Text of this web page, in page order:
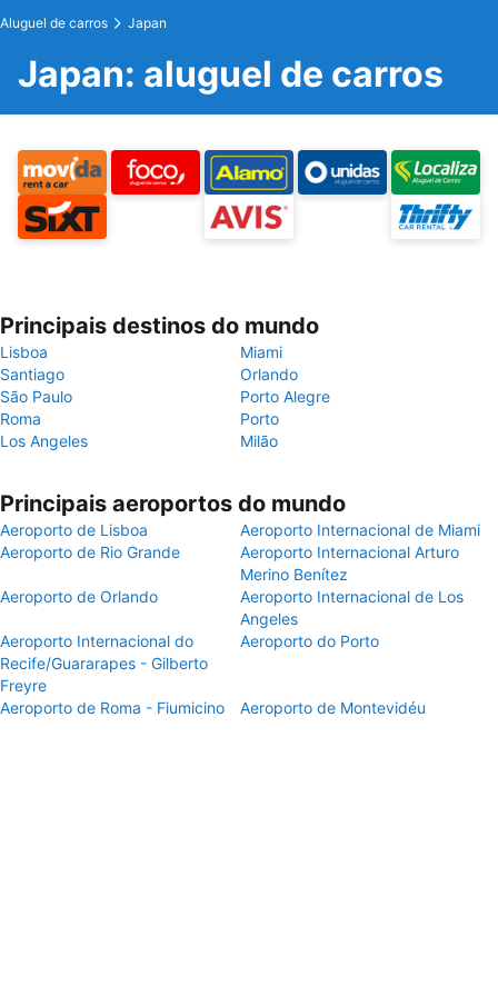
Aluguel de carros Japan
Japan: aluguel de carros
Principais destinos do mundo
Lisboa
Miami
Santiago
Orlando
São Paulo
Porto Alegre
Roma
Porto
Los Angeles
Milão
Principais aeroportos do mundo
Aeroporto de Lisboa
Aeroporto Internacional de Miami
Aeroporto de Rio Grande
Aeroporto Internacional Arturo
Merino Benítez
Aeroporto de Orlando
Aeroporto Internacional de Los
Angeles
Aeroporto Internacional do
Recife/Guararapes - Gilberto
Freyre
Aeroporto do Porto
Aeroporto de Roma - Fiumicino Aeroporto de Montevidéu